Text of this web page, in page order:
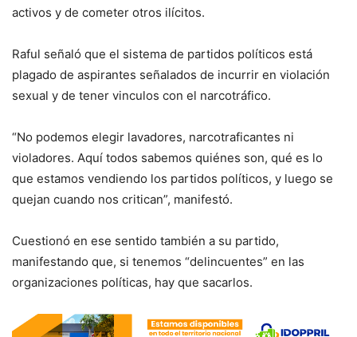
activos y de cometer otros ilícitos.
Raful señaló que el sistema de partidos políticos está
plagado de aspirantes señalados de incurrir en violación
sexual y de tener vinculos con el narcotráfico.
“No podemos elegir lavadores, narcotraficantes ni
violadores. Aquí todos sabemos quiénes son, qué es lo
que estamos vendiendo los partidos políticos, y luego se
quejan cuando nos critican”, manifestó.
Cuestionó en ese sentido también a su partido,
manifestando que, si tenemos “delincuentes” en las
organizaciones políticas, hay que sacarlos.